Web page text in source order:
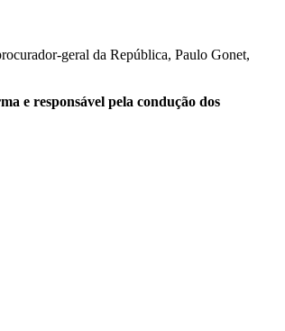
geral da República, Paulo Gonet,
e responsável pela condução dos